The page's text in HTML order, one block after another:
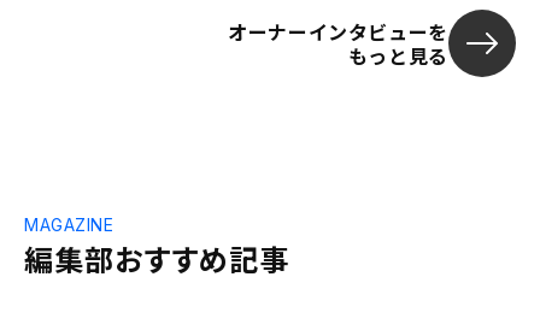
オーナーインタビューを
もっと見る
編集部おすすめ記事
MAGAZINE